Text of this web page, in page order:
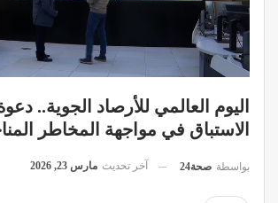
اليوم العالمي للأرصاد الجوية..
الاستباق في مواجهة المخاطر
بواسطة صحة24 آخر تحديث مارس 23, 2026